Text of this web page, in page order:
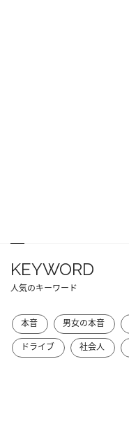
KEYWORD
人気のキーワード
本音 男女の本音
ドライブ
社会人